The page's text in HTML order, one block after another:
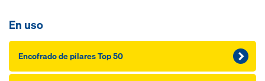
En uso
Encofrado de pilares Top 50